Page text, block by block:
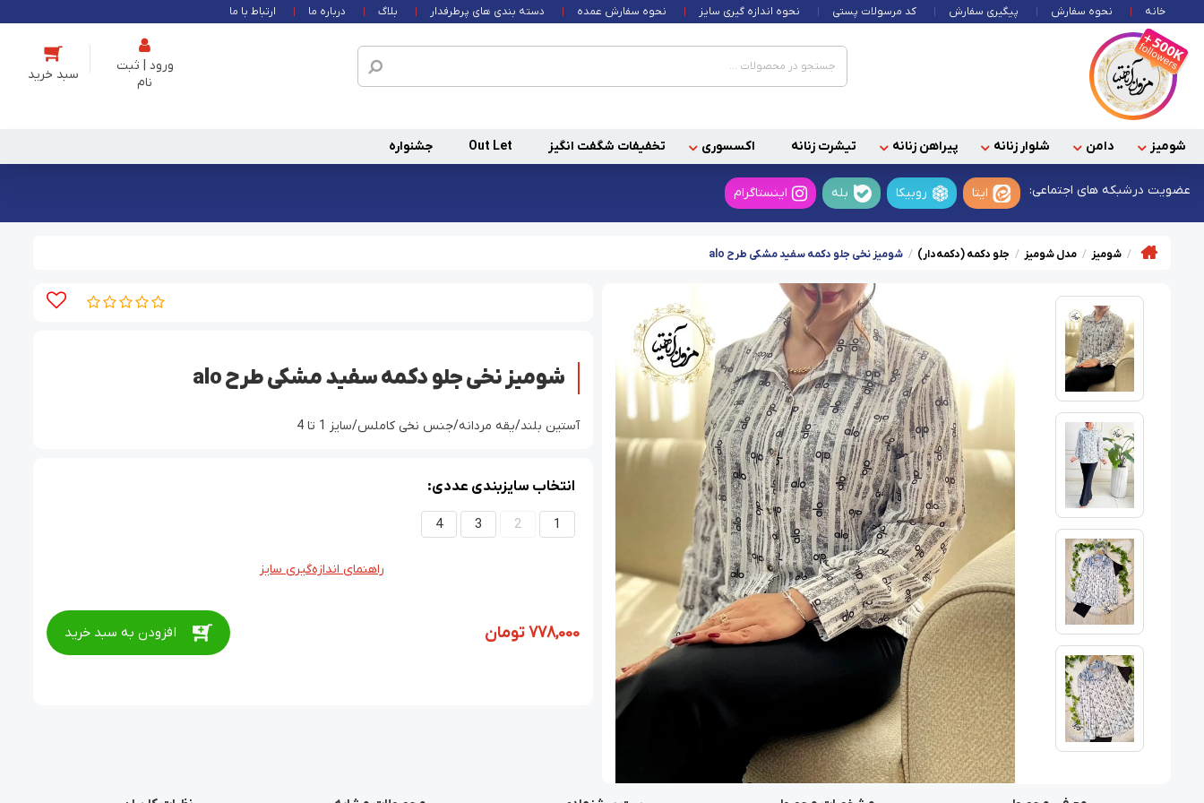
خانه نحوه سفارش پیگیری سفارش کد مرسولات پستی نحوه اندازه گیری سایز نحوه سفارش عمده دسته بندی های پرطرفدار بلاگ درباره ما ارتباط با ما
ورود | ثبت
نام
شومیز دامن شلوار زنانه پیراهن زنانه تیشرت زنانه اکسسوری تخفیفات شگفت انگیز Out Let جشنواره
عضویت درشبکه های اجتماعی: ایتا روبیکا بله اینستاگرام
شومیز مدل شومیز جلو دکمه (دکمه‌دار) شومیز نخی جلو دکمه سفید مشکی طرح alo
شومیز نخی جلو دکمه سفید مشکی طرح alo
آستین بلند/یقه مردانه/جنس نخی کاملس/سایز 1 تا 4
انتخاب سایزبندی عددی:
1
2
3
4
راهنمای اندازه‌گیری سایز
778,000تومان افزودن به سبد خرید